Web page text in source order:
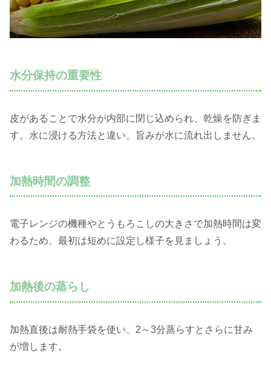
水分保持の重要性
皮があることで水分が内部に閉じ込められ、乾燥を防ぎま
す。水に浸ける方法と違い、旨みが水に流れ出しません。
加熱時間の調整
電子レンジの機種やとうもろこしの大きさで加熱時間は変
わるため、最初は短めに設定し様子を見ましょう。
加熱後の蒸らし
加熱直後は耐熱手袋を使い、2～3分蒸らすとさらに甘み
が増します。